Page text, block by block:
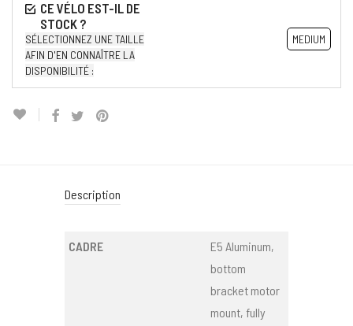
SÉLECTIONNEZ UNE TAILLE
AFIN D'EN CONNAÎTRE LA
DISPONIBILITÉ :
MEDIUM
Description
CADRE
E5 Aluminum,
bottom
bracket motor
mount, fully